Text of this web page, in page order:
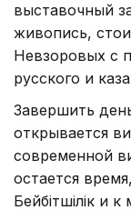
выставочный
живопись,
Невзоровых с
русского и
Завершить
открывается
современной
остается
Бейбітшілік и